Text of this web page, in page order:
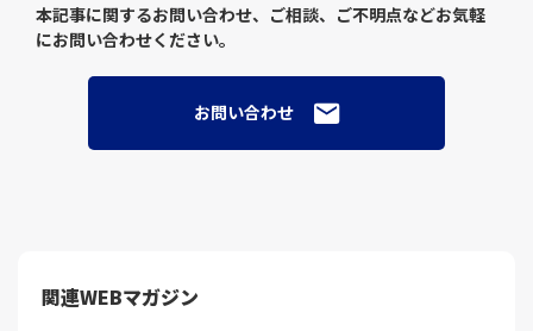
本記事に関するお問い合わせ、ご相談、ご不明点などお気軽
にお問い合わせください。
お問い合わせ
関連WEBマガジン